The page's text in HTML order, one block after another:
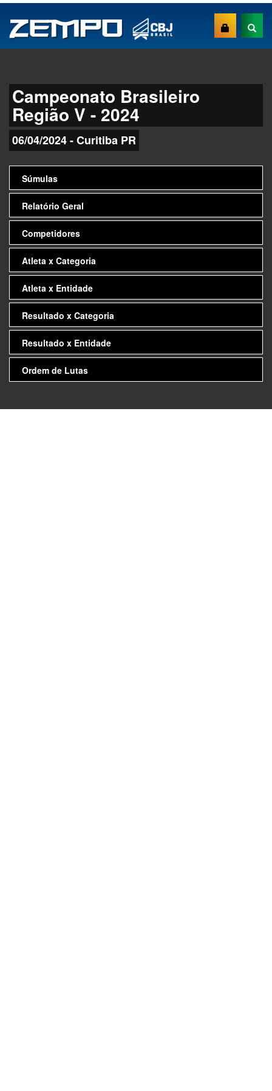
Campeonato Brasileiro
Região V - 2024
06/04/2024 - Curitiba PR
Súmulas
Relatório Geral
Competidores
Atleta x Categoria
Atleta x Entidade
Resultado x Categoria
Resultado x Entidade
Ordem de Lutas